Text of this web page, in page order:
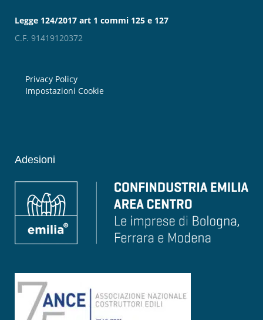
Legge 124/2017 art 1 commi 125 e 127
C.F. 91419120372
Privacy Policy
Impostazioni Cookie
Adesioni